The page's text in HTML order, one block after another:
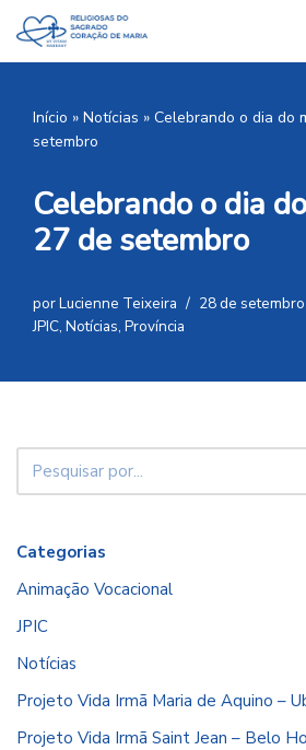
Pular
conteúdo
Início » Notícias » Celebrando o dia do
setembro
Celebrando o dia
27 de setembro
porLucienne Teixeira
28 de
JPIC, Notícias, Província
Categorias
Animação Vocacional
JPIC
Notícias
Projeto Vida Irmã Maria de Aquino –
Projeto Vida Irmã Saint Jean – Belo